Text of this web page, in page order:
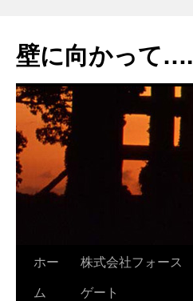
テ
ン
へ
ス
キ
ッ
プ
壁に向かって….
ホー
ム
株式会社フォース
ゲート